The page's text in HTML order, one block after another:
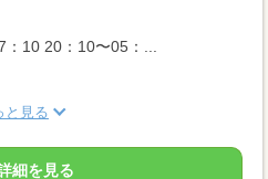
：10 20：10〜05：...
と見る
細を見る